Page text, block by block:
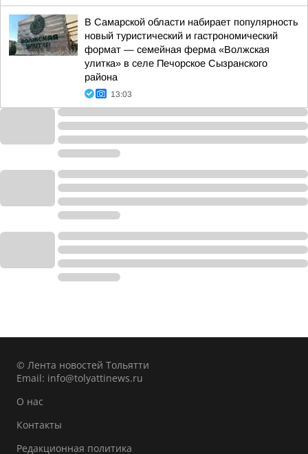
В Самарской области набирает популярность
новый туристический и гастрономический
формат — семейная ферма «Волжская
улитка» в селе Печорское Сызранского
района
13:03
© Лента новостей Тольятти
Email: info@tolyattinews.ru
О нас
Контакты
Редакционная политика